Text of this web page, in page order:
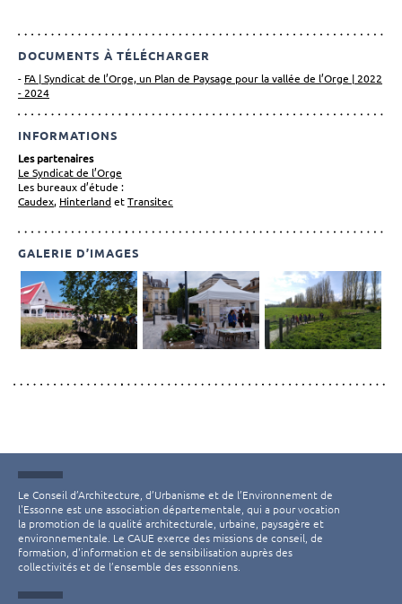
DOCUMENTS À TÉLÉCHARGER
FA | Syndicat de l’Orge, un Plan de Paysage pour la vallée de l’Orge | 2022
- 2024
INFORMATIONS
Les partenaires
Le Syndicat de l’Orge
Les bureaux d’étude :
Caudex, HinterlandetTransitec
GALERIE D’IMAGES
Le Conseil d’Architecture, d’Urbanisme et de l’Environnement de
l'Essonne est une association départementale, qui a pour vocation
la promotion de la qualité architecturale, urbaine, paysagère et
environnementale. Le CAUE exerce des missions de conseil, de
formation, d'information et de sensibilisation auprès des
collectivités et de l’ensemble des essonniens.